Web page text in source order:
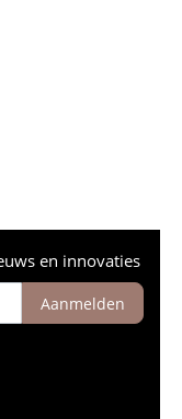
en innovaties
Aanmelden